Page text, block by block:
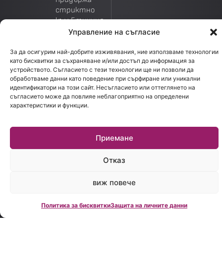
Управление на съгласие
За да осигурим най-добрите изживявания, ние използваме технологии
като бисквитки за съхраняване и/или достъп до информация за
устройството. Съгласието с тези технологии ще ни позволи да
обработваме данни като поведение при сърфиране или уникални
идентификатори на този сайт. Несъгласието или оттеглянето на
съгласието може да повлияе неблагоприятно на определени
характеристики и функции.
Приемане
Отказ
виж повече
Политика за бисквиткиЗащита на личните данни
стриктно
къмЕтичния
кодексна
Понастоящем
Деян
Василев, изп.
директор на
Creditland, е
зам.
Creditland е
самостоятелно